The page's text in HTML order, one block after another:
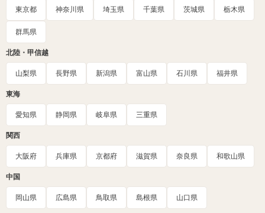
東京都 神奈川県 埼玉県 千葉県 茨城県 栃木県
群馬県
北陸・甲信越
山梨県 長野県 新潟県 富山県 石川県 福井県
東海
愛知県 静岡県 岐阜県 三重県
関西
大阪府 兵庫県 京都府 滋賀県 奈良県 和歌山県
中国
岡山県 広島県 鳥取県 島根県 山口県